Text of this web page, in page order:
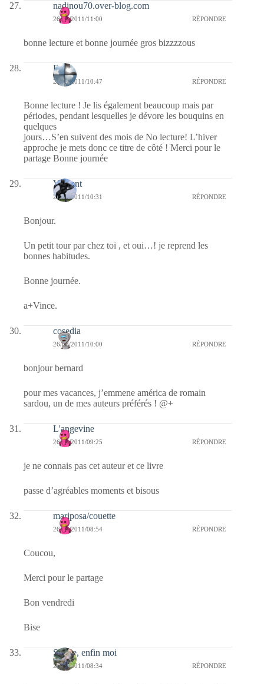
nadinou70.over-blog.com
26/08/2011/11:00 RÉPONDRE
bonne lecture et bonne journée gros bizzzzous
Fleur
26/08/2011/10:47 RÉPONDRE
Bonne lecture ! Je lis également beaucoup mais par
périodes, pendant lesquelles je dévore les bouquins en
quelques
jours…S’en suivent des mois de No lecture! L’hiver
approche je mets donc ce titre de côté ! Merci pour le
partage Bonne journée
Vincent
26/08/2011/10:31 RÉPONDRE
Bonjour.
Un petit tour par chez toi , et oui…! je reprend les
bonnes habitudes.
Bonne journée.
a+Vince.
cosedia
26/08/2011/10:00 RÉPONDRE
bonjour bernard
pour mes vacances, j’emmene américa de romain
sardou, un de mes auteurs préférés ! @+
L'angevine
26/08/2011/09:25 RÉPONDRE
je ne connais pas cet auteur et ce livre
passe d’agréables moments et bisous
mariposa/couette
26/08/2011/08:54 RÉPONDRE
Coucou,
Merci pour le partage
Bon vendredi
Bise
Sylvie, enfin moi
26/08/2011/08:34 RÉPONDRE